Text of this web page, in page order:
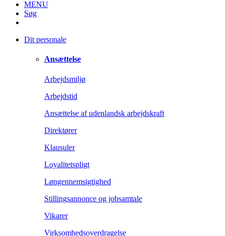
MENU
Søg
Dit personale
Ansættelse
Arbejdsmiljø
Arbejdstid
Ansættelse af udenlandsk arbejdskraft
Direktører
Klausuler
Loyalitetspligt
Løngennemsigtighed
Stillingsannonce og jobsamtale
Vikarer
Virksomhedsoverdragelse